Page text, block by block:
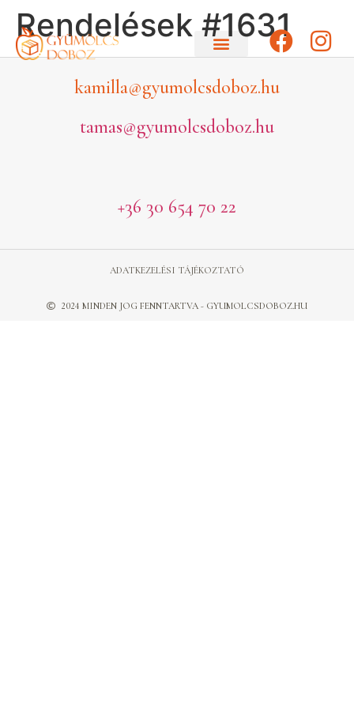
Rendelések #1631
kamilla@gyumolcsdoboz.hu
tamas@gyumolcsdoboz.hu
+36 30 654 70 22
2024 MINDEN JOG FENNTARTVA - GYUMOLCSDOBOZ.HU
ADATKEZELÉSI TÁJÉKOZTATÓ